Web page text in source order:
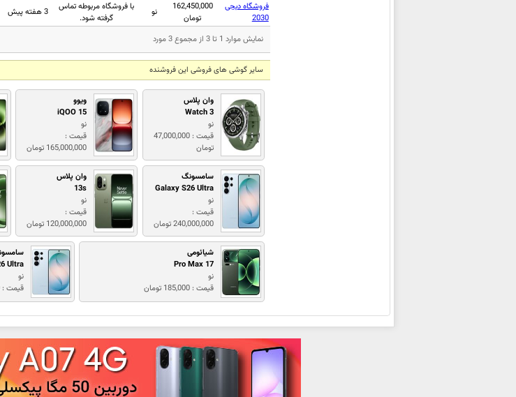
فروشگاه دیجی
2030
162,450,000
تومان
نو
با فروشگاه مربوطه تماس
گرفته شود.
3 هفته پیش
نمایش موارد 1 تا 3 از مجموع 3 مورد
سایر گوشی های فروشی این فروشنده
وان پلاس
Watch 3
نو
قیمت : 47,000,000
تومان
ویوو
iQOO 15
نو
قیمت :
165,000,000 تومان
سامسونگ
Galaxy S26 Ultra
نو
قیمت :
240,000,000 تومان
وان پلاس
13s
نو
قیمت :
120,000,000 تومان
شیائومی
17 Pro Max
نو
قیمت : 185,000 تومان
Ultra
نو
قیمت : 150,000,000 تومان